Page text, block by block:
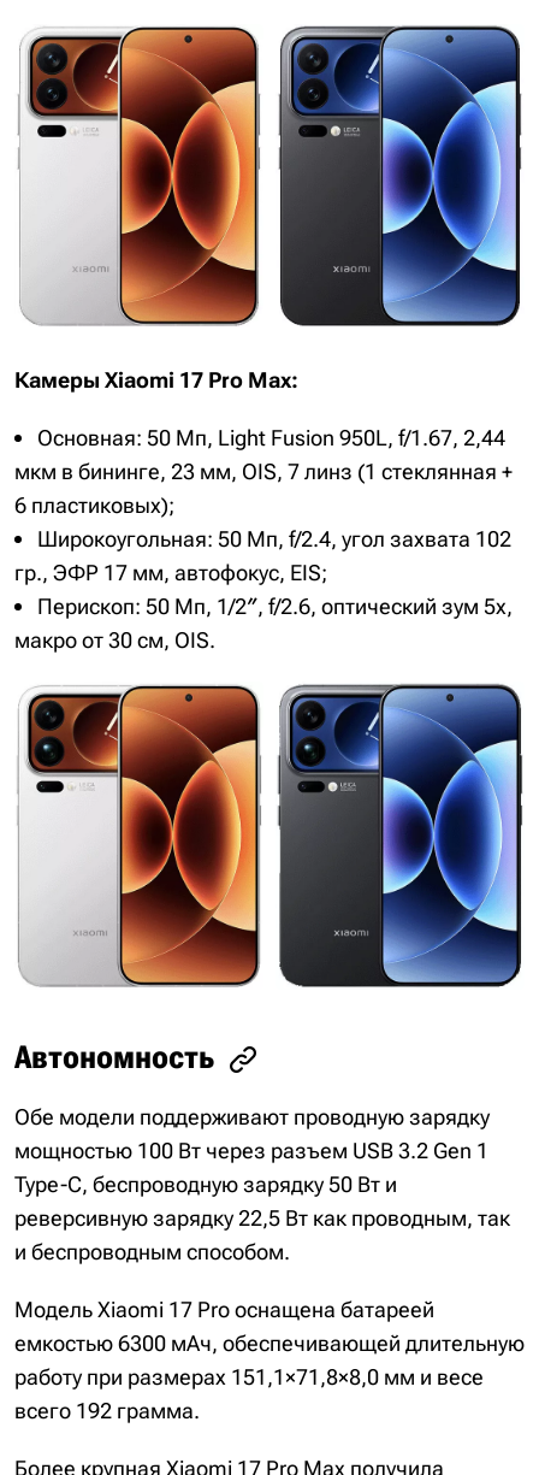
Камеры Xiaomi 17 Pro Max:
Основная: 50 Мп, Light Fusion 950L, f/1.67, 2,44
мкм в бининге, 23 мм, OIS, 7 линз (1 стеклянная +
6 пластиковых);
Широкоугольная: 50 Мп, f/2.4, угол захвата 102
гр., ЭФР 17 мм, автофокус, EIS;
Перископ: 50 Мп, 1/2″, f/2.6, оптический зум 5x,
макро от 30 см, OIS.
Автономность
Обе модели поддерживают проводную зарядку
мощностью 100 Вт через разъем USB 3.2 Gen 1
Type-C, беспроводную зарядку 50 Вт и
реверсивную зарядку 22,5 Вт как проводным, так
и беспроводным способом.
Модель Xiaomi 17 Pro оснащена батареей
емкостью 6300 мАч, обеспечивающей длительную
работу при размерах 151,1×71,8×8,0 мм и весе
всего 192 грамма.
Более крупная Xiaomi 17 Pro Max получила